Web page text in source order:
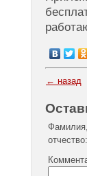
← назад
отчество: